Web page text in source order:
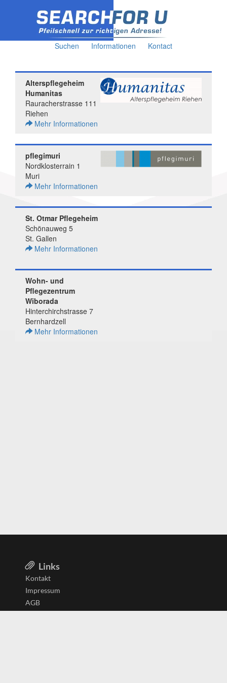
Suchen Informationen Kontact
Alterspflegeheim
Humanitas
Rauracherstrasse 111
Riehen
Mehr Informationen
pflegimuri
Nordklosterrain 1
Muri
Mehr Informationen
St. Otmar Pflegeheim
Schönauweg 5
St. Gallen
Mehr Informationen
Wohn- und
Pflegezentrum
Wiborada
Hinterchirchstrasse 7
Bernhardzell
Mehr Informationen
Links
Kontakt
Impressum
AGB